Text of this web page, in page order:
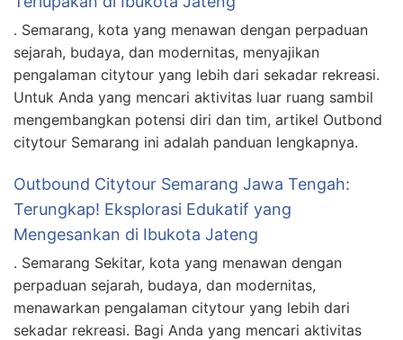
. Semarang, kota yang menawan dengan perpaduan
sejarah, budaya, dan modernitas, menyajikan
pengalaman citytour yang lebih dari sekadar rekreasi.
Untuk Anda yang mencari aktivitas luar ruang sambil
mengembangkan potensi diri dan tim, artikel Outbond
citytour Semarang ini adalah panduan lengkapnya.
Outbound Citytour Semarang Jawa Tengah:
Terungkap! Eksplorasi Edukatif yang
Mengesankan di Ibukota Jateng
. Semarang Sekitar, kota yang menawan dengan
perpaduan sejarah, budaya, dan modernitas,
menawarkan pengalaman citytour yang lebih dari
sekadar rekreasi. Bagi Anda yang mencari aktivitas